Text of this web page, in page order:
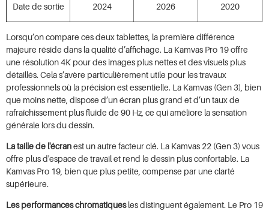
Date de sortie 2024 2026 2020
Lorsqu’on compare ces deux tablettes, la première différence
majeure réside dans la qualité d’affichage. La Kamvas Pro 19 offre
une résolution 4K pour des images plus nettes et des visuels plus
détaillés. Cela s’avère particulièrement utile pour les travaux
professionnels où la précision est essentielle. La Kamvas (Gen 3), bien
que moins nette, dispose d’un écran plus grand et d’un taux de
rafraîchissement plus fluide de 90 Hz, ce qui améliore la sensation
générale lors du dessin.
La taille de l'écranest un autre facteur clé. La Kamvas 22 (Gen 3) vous
offre plus d'espace de travail et rend le dessin plus confortable. La
Kamvas Pro 19, bien que plus petite, compense par une clarté
supérieure.
Les performances chromatiquesles distinguent également. Le Pro 19